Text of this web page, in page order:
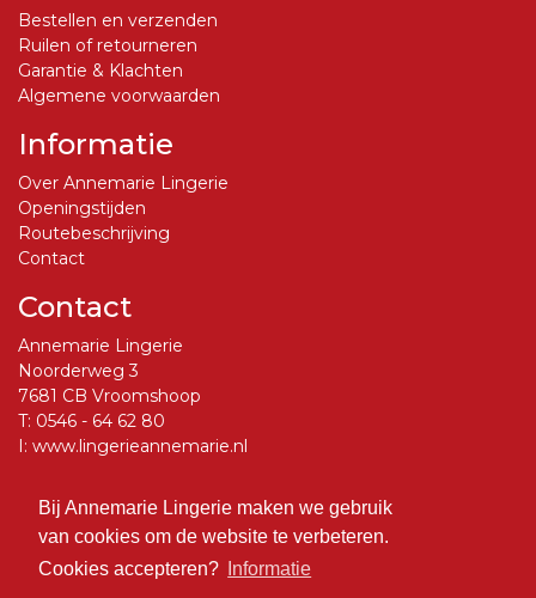
Bij Annemarie Lingerie maken we gebruik
van cookies om de website te verbeteren.
Cookies accepteren?
Informatie
Bestellen en verzenden
Ruilen of retourneren
Garantie & Klachten
Algemene voorwaarden
Informatie
Over Annemarie Lingerie
Openingstijden
Routebeschrijving
Contact
Contact
Annemarie Lingerie
Noorderweg 3
7681 CB Vroomshoop
T: 0546 - 64 62 80
I: www.lingerieannemarie.nl
Social Media
Volg ons op Facebook